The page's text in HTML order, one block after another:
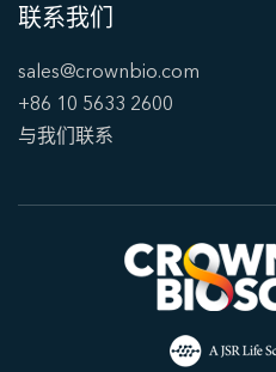
联系我们
sales@crownbio.com
+86 10 5633 2600
与我们联系